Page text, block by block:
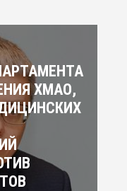
ХМАО,